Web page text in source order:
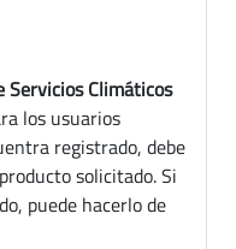
Servicios Climáticos
los usuarios
registrado, debe
solicitado. Si
puede hacerlo de